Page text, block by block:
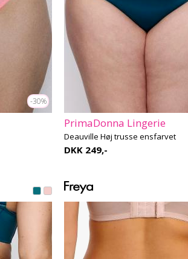
-30%
PrimaDonna Lingerie
Deauville Høj trusse ensfarvet
DKK 249,-